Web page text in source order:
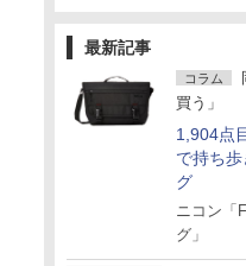
最新記事
コラム
買う」
1,904点
で持ち
グ
ニコン「
グ」